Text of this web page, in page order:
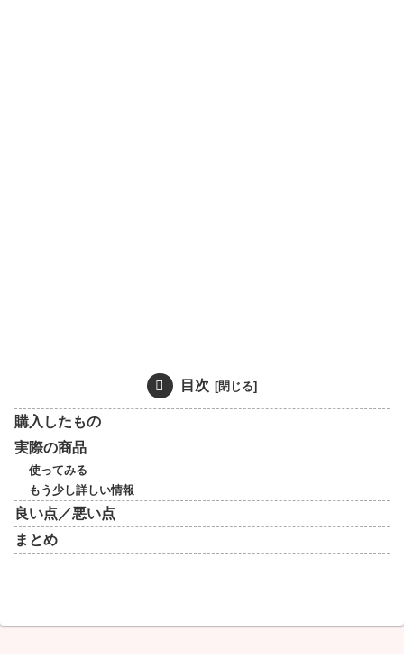
目次
購入したもの
実際の商品
使ってみる
もう少し詳しい情報
良い点／悪い点
まとめ